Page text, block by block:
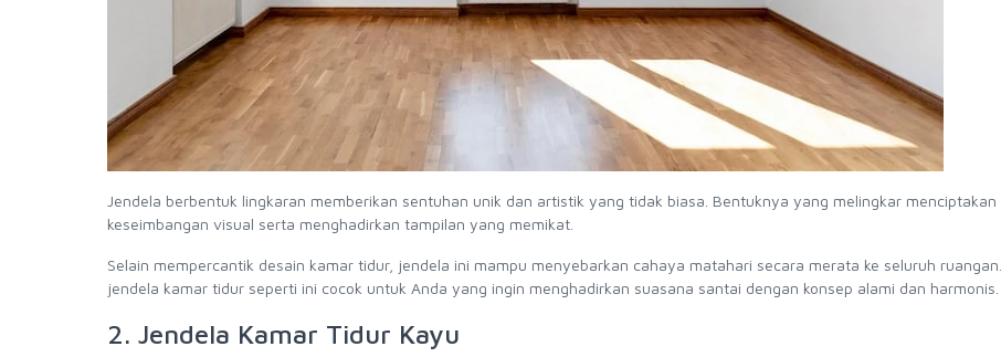
Jendela berbentuk lingkaran memberikan sentuhan unik dan artistik yang tidak biasa. Bentuknya yang melingkar menciptakan
keseimbangan visual serta menghadirkan tampilan yang memikat.
Selain mempercantik desain kamar tidur, jendela ini mampu menyebarkan cahaya matahari secara merata ke seluruh
jendela kamar tidur seperti ini cocok untuk Anda yang ingin menghadirkan suasana santai dengan konsep alami dan harmonis.
2. Jendela Kamar Tidur Kayu